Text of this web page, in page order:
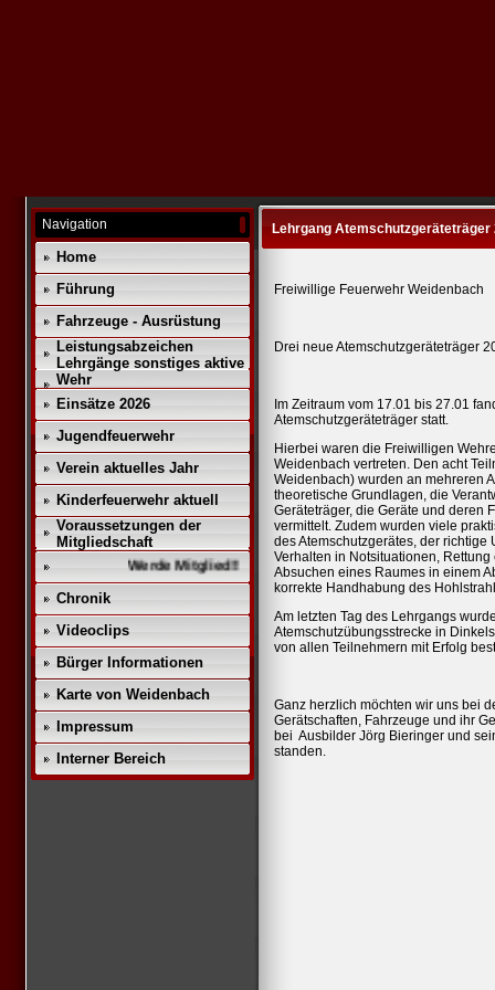
Navigation
Home
Führung
Fahrzeuge - Ausrüstung
Leistungsabzeichen
Lehrgänge sonstiges aktive
Wehr
Einsätze 2026
Jugendfeuerwehr
Verein aktuelles Jahr
Kinderfeuerwehr aktuell
Voraussetzungen der
Mitgliedschaft
Werde Mitglied!!
Chronik
Videoclips
Bürger Informationen
Karte von Weidenbach
Impressum
Interner Bereich
Lehrgang Atemschutzgeräteträger
Freiwillige Feuerwehr Weidenbach
Drei neue Atemschutzgeräteträger
Im Zeitraum vom 17.01 bis 27.01
Atemschutzgeräteträger statt.
Hierbei waren die Freiwilligen
Weidenbach vertreten. Den acht
Weidenbach) wurden an mehreren
theoretische Grundlagen, die
Geräteträger, die Geräte und deren
vermittelt. Zudem wurden viele
des Atemschutzgerätes, der
Verhalten in Notsituationen,
Absuchen eines Raumes in einem
korrekte Handhabung des
Am letzten Tag des Lehrgangs
Atemschutzübungsstrecke in
von allen Teilnehmern mit Erfolg
Ganz herzlich möchten wir uns bei
Gerätschaften, Fahrzeuge und ihr
bei Ausbilder Jörg Bieringer und
standen.